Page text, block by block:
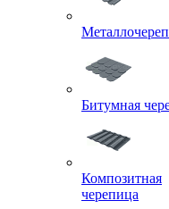
Битумная
Композитная
черепица